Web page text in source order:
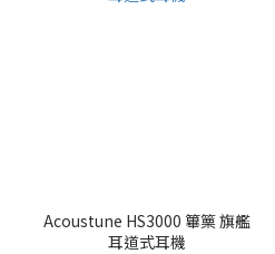
Acoustune HS3000 篳篥 旗艦
耳道式耳機